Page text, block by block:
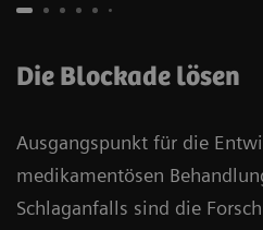
Die Blockade lösen
Ausgangspunkt für die
medikamentösen
Schlaganfalls sind die